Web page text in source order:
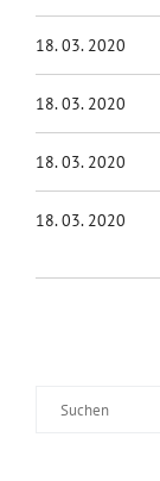
18. 03. 2020
18. 03. 2020
18. 03. 2020
18. 03. 2020